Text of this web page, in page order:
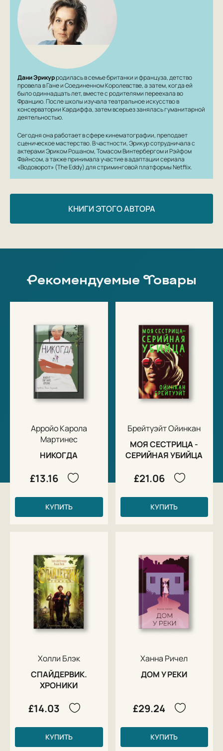
Дани Эрикурродилась в семье британки и француза, детство
провела в Гане и Соединенном Королевстве, а затем, когда ей
было одиннадцать лет, вместе с родителями переехала во
Францию. После школы изучала театральное искусство в
консерватории Кардиффа, затем всерьез занялась гуманитарной
деятельностью.
Сегодня она работает в сфере кинематографии, преподает
сценическое мастерство. В частности, Эрикур сотрудничала с
актерами Эриком Рошаном, Томасом Винтербергом и Рэйфом
Файнсом, а также принимала участие в адаптации сериала
«Водоворот» (The Eddy) для стриминговой платформы Netflix.
КНИГИ ЭТОГО АВТОРА
Рекомендуемые Товары
Арройо Карола
Мартинес
НИКОГДА
£13.16
КУПИТЬ
Брейтуэйт Ойинкан
МОЯ СЕСТРИЦА -
СЕРИЙНАЯ УБИЙЦА
£21.06
КУПИТЬ
Холли Блэк
СПАЙДЕРВИК.
ХРОНИКИ
£14.03
КУПИТЬ
Ханна Ричел
ДОМ У РЕКИ
£29.24
КУПИТЬ